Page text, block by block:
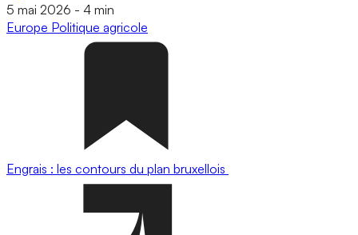
5 mai 2026 - 4 min
Europe Politique agricole
Engrais : les contours du plan bruxellois